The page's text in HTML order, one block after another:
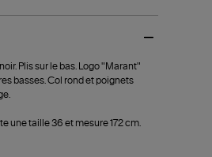
Plis sur le bas. Logo "Marant"
basses. Col rond et poignets
une taille 36 et mesure 172 cm.